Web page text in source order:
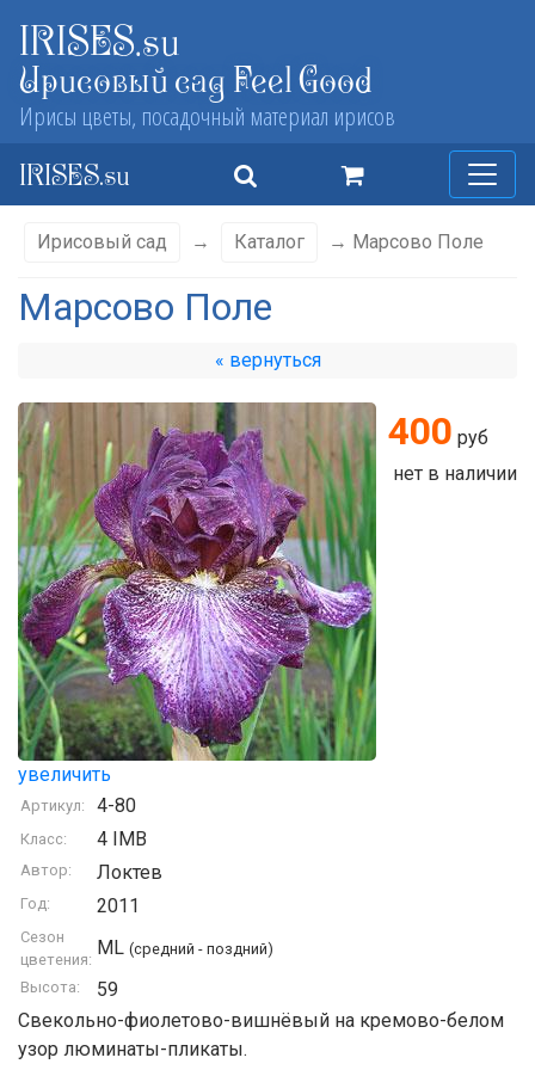
IRISES.su
Ирисовый сад Feel Good
Ирисы цветы, посадочный материал ирисов
IRISES.su
Ирисовый сад → Каталог → Марсово Поле
Марсово Поле
« вернуться
увеличить
400 руб
нет в наличии
Артикул: 4-80
Класс: 4 IMB
Автор: Локтев
Год: 2011
Сезон
цветения:
ML (средний - поздний)
Высота:
59
Свекольно-фиолетово-вишнёвый на кремово-белом
узор люминаты-пликаты.